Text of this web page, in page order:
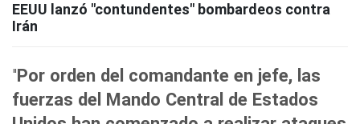
EEUU lanzó "contundentes" bombardeos contra
Irán
"Por orden del comandante en jefe, las
fuerzas del Mando Central de Estados